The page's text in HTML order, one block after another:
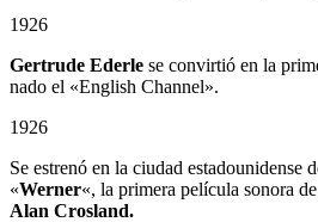
1926
Gertrude Ederle se convirtió en la
nado el «English Channel».
1926
Se estrenó en la ciudad estadounidense
«Werner«, la primera película sonora
Alan Crosland.